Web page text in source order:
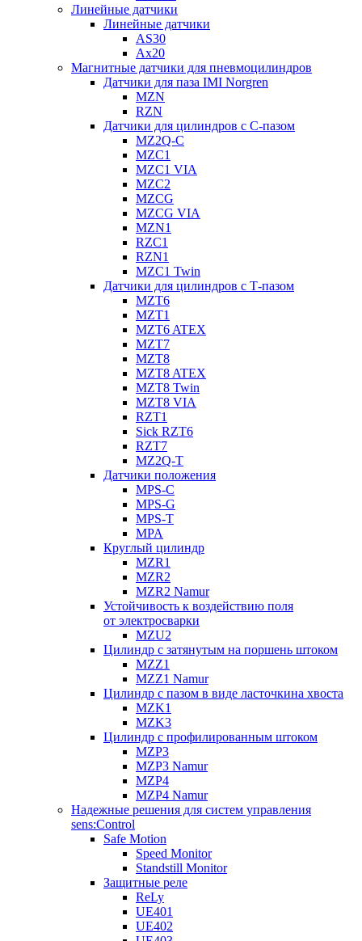
Линейные датчики
Линейные датчики
AS30
Ax20
Магнитные датчики для пневмоцилиндров
Датчики для паза IMI Norgren
MZN
RZN
Датчики для цилиндров с С-пазом
MZ2Q-C
MZC1
MZC1 VIA
MZC2
MZCG
MZCG VIA
MZN1
RZC1
RZN1
MZC1 Twin
Датчики для цилиндров с Т-пазом
MZT6
MZT1
MZT6 ATEX
MZT7
MZT8
MZT8 ATEX
MZT8 Twin
MZT8 VIA
RZT1
Sick RZT6
RZT7
MZ2Q-T
Датчики положения
MPS-C
MPS-G
MPS-T
MPA
Круглый цилиндр
MZR1
MZR2
MZR2 Namur
Устойчивость к воздействию поля
от электросварки
MZU2
Цилиндр с затянутым на поршень штоком
MZZ1
MZZ1 Namur
Цилиндр с пазом в виде ласточкина хвоста
MZK1
MZK3
Цилиндр с профилированным штоком
MZP3
MZP3 Namur
MZP4
MZP4 Namur
Надежные решения для систем управления
sens:Control
Safe Motion
Speed Monitor
Standstill Monitor
Защитные реле
ReLy
UE401
UE402